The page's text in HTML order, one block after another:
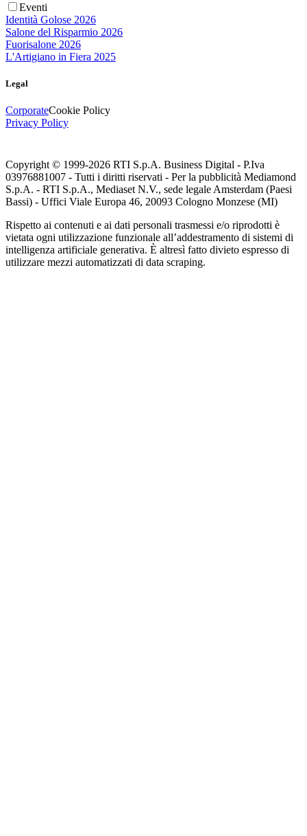
Eventi
Identità Golose 2026
Salone del Risparmio 2026
Fuorisalone 2026
L'Artigiano in Fiera 2025
Legal
CorporateCookie Policy
Privacy Policy
Copyright © 1999-2026 RTI S.p.A. Business Digital - P.Iva
03976881007 - Tutti i diritti riservati - Per la pubblicità Mediamond
S.p.A. - RTI S.p.A., Mediaset N.V., sede legale Amsterdam (Paesi
Bassi) - Uffici Viale Europa 46, 20093 Cologno Monzese (MI)
Rispetto ai contenuti e ai dati personali trasmessi e/o riprodotti è
vietata ogni utilizzazione funzionale all’addestramento di sistemi di
intelligenza artificiale generativa. È altresì fatto divieto espresso di
utilizzare mezzi automatizzati di data scraping.